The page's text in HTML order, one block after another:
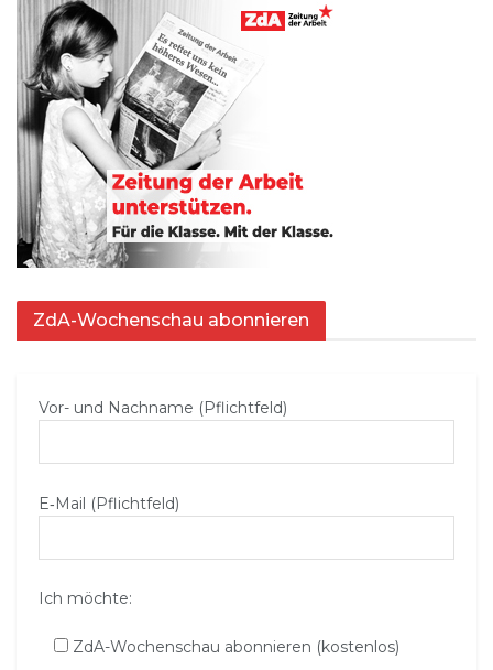
ZdA-Wochenschau abonnieren
Vor- und Nachname (Pflichtfeld)
E‑Mail (Pflichtfeld)
Ich möchte:
ZdA-Wochenschau abonnieren (kostenlos)